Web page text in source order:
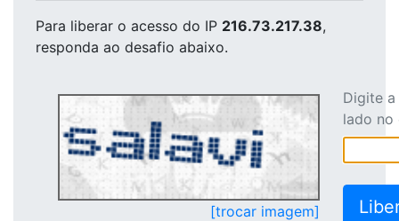
Para liberar o acesso do IP 216.73.217.38,
responda ao desafio abaixo.
[trocar imagem]
Digite
lado no